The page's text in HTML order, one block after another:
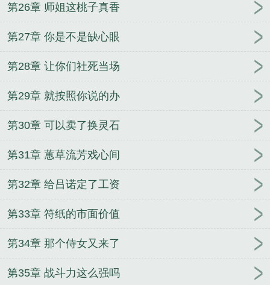
第26章 师姐这桃子真香
第27章 你是不是缺心眼
第28章 让你们社死当场
第29章 就按照你说的办
第30章 可以卖了换灵石
第31章 蕙草流芳戏心间
第32章 给吕诺定了工资
第33章 符纸的市面价值
第34章 那个侍女又来了
第35章 战斗力这么强吗